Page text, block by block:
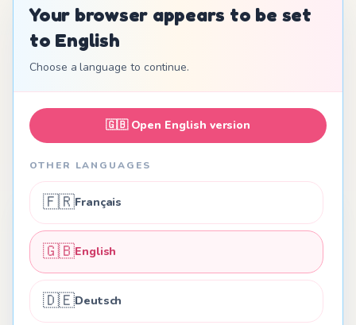
Your browser appears to be set
to English
Choose a language to continue.
🇬🇧 Open English version
OTHER LANGUAGES
🇫🇷Français
🇬🇧English
🇩🇪Deutsch
Eenvoudige en
transparante prijzen
Eén prijs voor een aankondiging die je dierbaren echt
$12
Eenmalig • Geen abonnement
Creëer een unieke herinnering om te delen met je